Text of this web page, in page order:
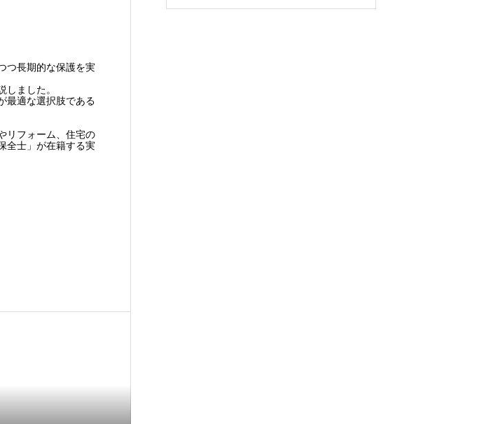
つ長期的な保護を実
ました。
最適な選択肢である
リフォーム、住宅の
全士」が在籍する実